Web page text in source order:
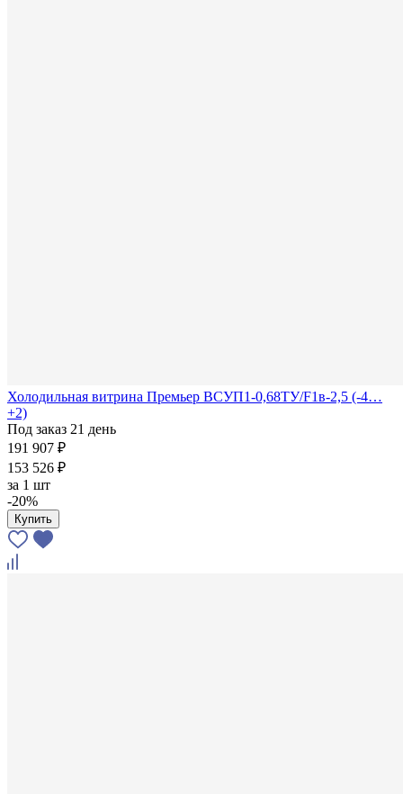
Холодильная витрина Премьер ВСУП1-0,68ТУ/F1в-2,5 (-4…
+2)
Под заказ 21 день
191 907 ₽
153 526 ₽
за 1 шт
-20%
Купить